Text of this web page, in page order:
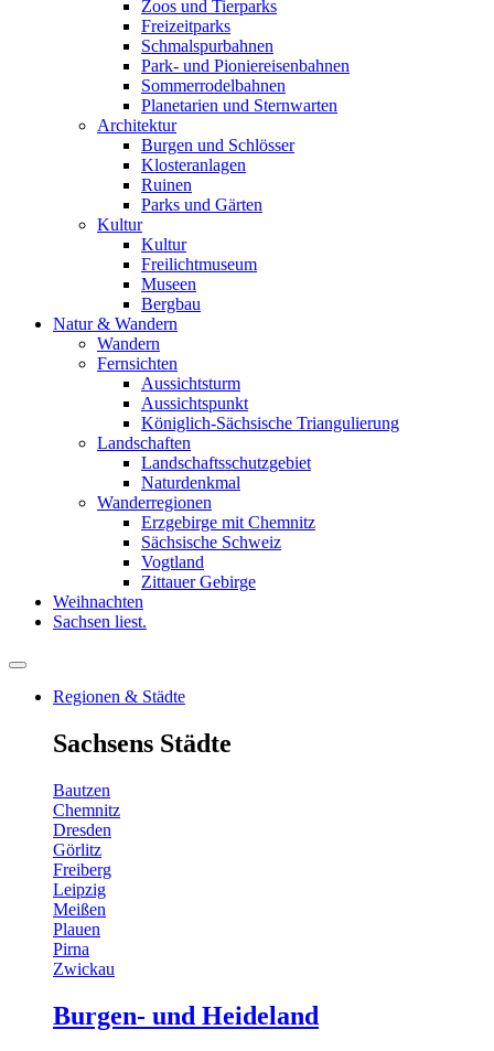
Zoos und Tierparks
Freizeitparks
Schmalspurbahnen
Park- und Pioniereisenbahnen
Sommerrodelbahnen
Planetarien und Sternwarten
Architektur
Burgen und Schlösser
Klosteranlagen
Ruinen
Parks und Gärten
Kultur
Kultur
Freilichtmuseum
Museen
Bergbau
Natur & Wandern
Wandern
Fernsichten
Aussichtsturm
Aussichtspunkt
Königlich-Sächsische Triangulierung
Landschaften
Landschaftsschutzgebiet
Naturdenkmal
Wanderregionen
Erzgebirge mit Chemnitz
Sächsische Schweiz
Vogtland
Zittauer Gebirge
Weihnachten
Sachsen liest.
Regionen & Städte
Sachsens Städte
Bautzen
Chemnitz
Dresden
Görlitz
Freiberg
Leipzig
Meißen
Plauen
Pirna
Zwickau
Burgen- und Heideland